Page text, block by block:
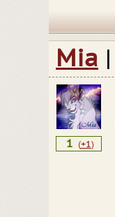
Mia |
1 (+1)